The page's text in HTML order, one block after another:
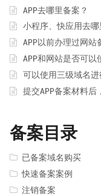
APP去哪里备案？
小程序、快应用去哪
APP以前办理过网站
APP和网站是否可以
可以使用三级域名进
提交APP备案材料后
备案目录
已备案域名购买
快速备案案例
注销备案